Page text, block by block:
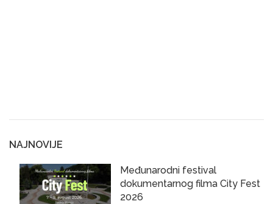
NAJNOVIJE
Međunarodni festival
dokumentarnog filma City Fest
2026